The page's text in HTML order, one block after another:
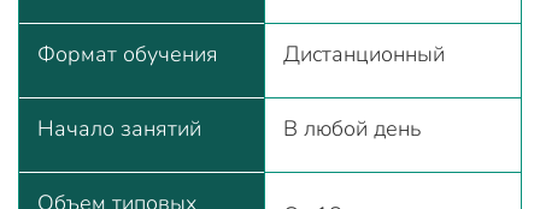
Формат обучения Дистанционный
Начало занятий В любой день
Объем типовых